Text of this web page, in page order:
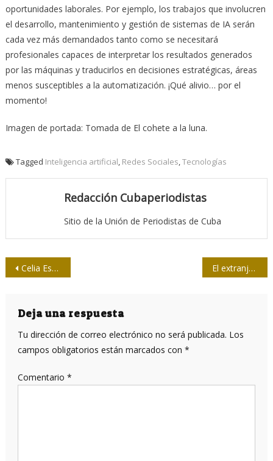
oportunidades laborales. Por ejemplo, los trabajos que involucren
el desarrollo, mantenimiento y gestión de sistemas de IA serán
cada vez más demandados tanto como se necesitará
profesionales capaces de interpretar los resultados generados
por las máquinas y traducirlos en decisiones estratégicas, áreas
menos susceptibles a la automatización. ¡Qué alivio… por el
momento!
Imagen de portada: Tomada de El cohete a la luna.
Tagged Inteligencia artificial, Redes Sociales,Tecnologías
Redacción Cubaperiodistas
Sitio de la Unión de Periodistas de Cuba
Navegación
entradas
Celia Esther de los Desamparados El extranjero, de Albert Camus
Deja una respuesta
Tu dirección de correo electrónico no será publicada. Los
campos obligatorios están marcados con *
Comentario *